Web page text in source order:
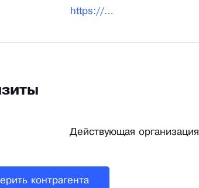
https://mir-korzin.ru/
Действующая организация
контрагента